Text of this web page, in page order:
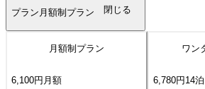
プラン 月額制プラン 閉じる
月額制プラン
6,100円 月額
ワン
6,780円14泊